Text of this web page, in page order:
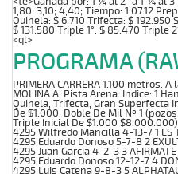
1,80; 3,10; 4,40; Tiempo: 1:07.12
Quinela: $ 6.710 Trifecta: $ 192.950
$ 131.580 Triple 1°: $ 85.470 Triple
<ql>
PROGRAMA
PRIMERA CARRERA 1.100 metros.
MOLINA A. Pista Arena. Indice: 1
Quinela, Trifecta, Gran Superfecta
De $1.000, Doble De Mil Nº 1
Triple Inicial De $1.000 $8.000.000)
4295 Wilfredo Mancilla 4-13-7 1 ES
4295 Eduardo Donoso 5-7-8 2
4295 Juan Garcia 4-2-3 3
4295 Eduardo Donoso 12-12-7 4
4295 Luis Catena 9-8-3 5